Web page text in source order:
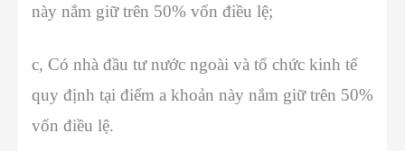
này nắm giữ trên 50% vốn điều lệ;
c, Có nhà đầu tư nước ngoài và tổ chức kinh tế
quy định tại điểm a khoản này nắm giữ trên 50%
vốn điều lệ.